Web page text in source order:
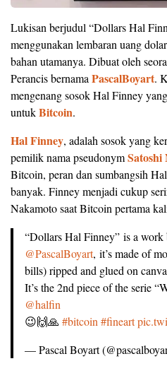
Lukisan berjudul “Dollars Hal
menggunakan lembaran uang
bahan utamanya. Dibuat oleh
Perancis bernama PascalBoyart.
mengenang sosok Hal Finney
untukBitcoin.
Hal Finney, adalah sosok yang
pemilik nama pseudonymSatoshi
Bitcoin, peran dan sumbangsih
banyak. Finney menjadi cukup
Nakamoto saat Bitcoin pertama
“Dollars Hal Finney” is a work
@PascalBoyart, it’s made of
bills) ripped and glued on
It’s the 2nd piece of the serie
@halfin
😉🙌🙏 #bitcoin #fineart
— Pascal Boyart